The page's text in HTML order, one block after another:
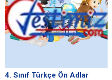
4. Sınıf Türkçe Ön Adlar